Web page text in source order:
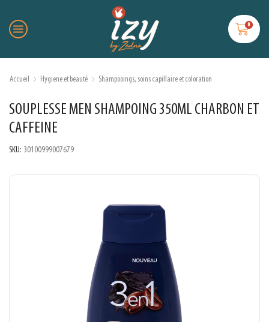
0
Accueil Hygiene et beauté Shampooings, soins capillaire et coloration
SOUPLESSE MEN SHAMPOING 350ML CHARBON ET
CAFFEINE
SKU: 30100999007679